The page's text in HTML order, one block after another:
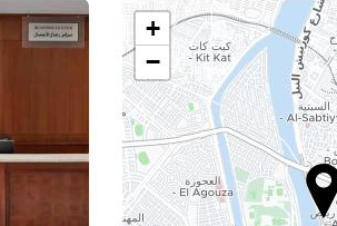
fotos
+
−